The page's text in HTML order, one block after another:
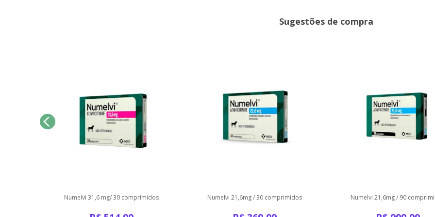
Sugestões de compra
Numelvi 31,6 mg/ 30 comprimidos Numelvi 21,6mg / 30 comprimidos Numelvi 21,6mg / 90